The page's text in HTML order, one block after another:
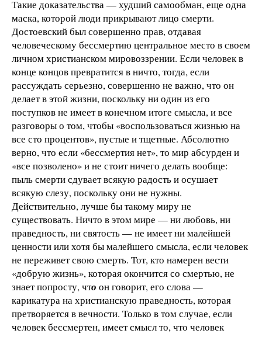
Такие доказательства — худший самообман, еще одна
маска, которой люди прикрывают лицо смерти.
Достоевский был совершенно прав, отдавая
человеческому бессмертию центральное место в своем
личном христианском мировоззрении. Если человек в
конце концов превратится в ничто, тогда, если
рассуждать серьезно, совершенно не важно, что он
делает в этой жизни, поскольку ни один из его
поступков не имеет в конечном итоге смысла, и все
разговоры о том, чтобы «воспользоваться жизнью на
все сто процентов», пустые и тщетные. Абсолютно
верно, что если «бессмертия нет», то мир абсурден и
«все позволено» и не стоит ничего делать вообще:
пыль смерти сдувает всякую радость и осушает
всякую слезу, поскольку они не нужны.
Действительно, лучше бы такому миру не
существовать. Ничто в этом мире — ни любовь, ни
праведность, ни святость — не имеет ни малейшей
ценности или хотя бы малейшего смысла, если человек
не переживет свою смерть. Тот, кто намерен вести
«добрую жизнь», которая окончится со смертью, не
знает попросту, что он говорит, его слова —
карикатура на христианскую праведность, которая
претворяется в вечности. Только в том случае, если
человек бессмертен, имеет смысл то, что человек